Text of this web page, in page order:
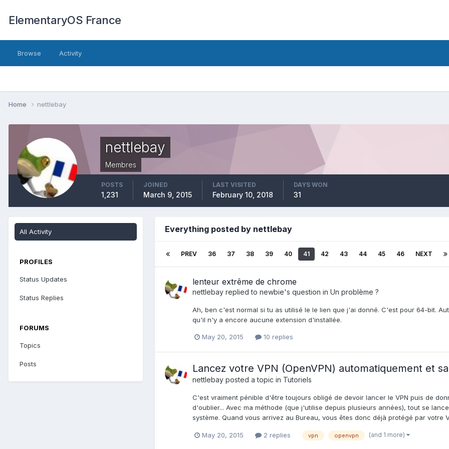
ElementaryOS France
Browse Activity
Home nettlebay
nettlebay
Membres
POSTS
1,231
JOINED
March 9, 2015
LAST VISITED
February 10, 2018
DAYS WON
31
All Activity
PROFILES
Status Updates
Status Replies
FORUMS
Topics
Posts
Everything posted by nettlebay
PREV 36 37 38 39 40 41 42 43 44 45 46 NEXT
lenteur extrême de chrome
nettlebay replied to newbie's question in Un problème ?
Ah, ben c'est normal si tu as utilisé le le lien que j'ai donné. C'est pour 64-bit.
qu'il n'y a encore aucune extension d'installée.
May 20, 2015 10 replies
Lancez votre VPN (OpenVPN) automatiquement et
nettlebay posted a topic in Tutoriels
C'est vraiment pénible d'être toujours obligé de devoir lancer le VPN puis de
d'oublier... Avec ma méthode (que j'utilise depuis plusieurs années), tout se
système. Quand vous arrivez au Bureau, vous êtes donc déjà protégé par votre
May 20, 2015 2 replies vpn openvpn (and 1 more)